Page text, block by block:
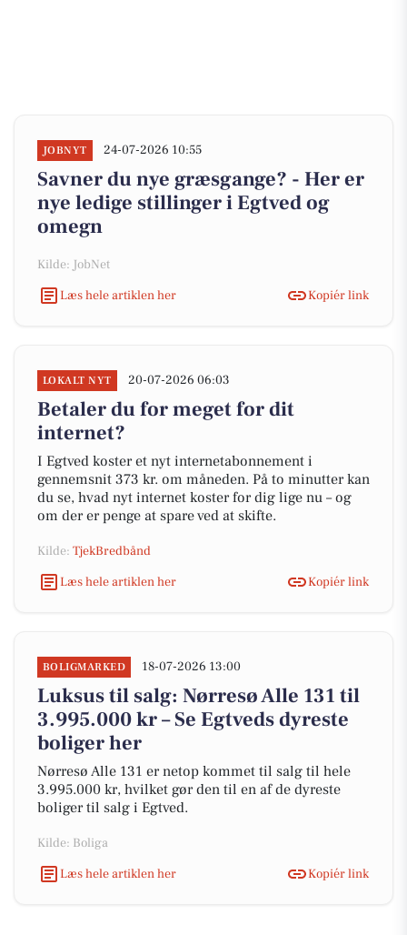
JOBNYT 24-07-2026 10:55
Savner du nye græsgange? - Her er
nye ledige stillinger i Egtved og
omegn
Kilde: JobNet
Læs hele artiklen her
Kopiér link
LOKALT NYT 20-07-2026 06:03
Betaler du for meget for dit
internet?
I Egtved koster et nyt internetabonnement i
gennemsnit 373 kr. om måneden. På to minutter kan
du se, hvad nyt internet koster for dig lige nu – og
om der er penge at spare ved at skifte.
Kilde: TjekBredbånd
Læs hele artiklen her
Kopiér link
BOLIGMARKED 18-07-2026 13:00
Luksus til salg: Nørresø Alle 131 til
3.995.000 kr – Se Egtveds dyreste
boliger her
Nørresø Alle 131 er netop kommet til salg til hele
3.995.000 kr, hvilket gør den til en af de dyreste
boliger til salg i Egtved.
Kilde: Boliga
Læs hele artiklen her
Kopiér link